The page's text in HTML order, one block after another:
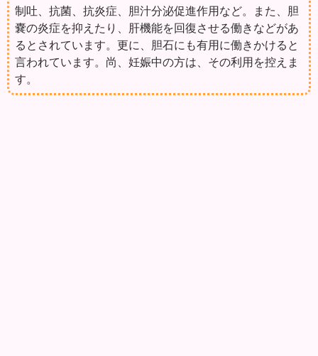
制吐、抗菌、抗炎症、胆汁分泌促進作用など。また、胆
嚢の炎症を抑えたり、肝機能を回復させる働きなどがあ
るとされています。更に、胆石にも有用に働きかけると
言われています。尚、妊娠中の方は、その利用を控えま
す。